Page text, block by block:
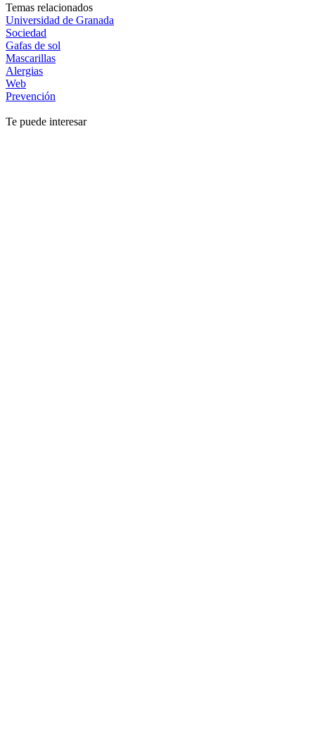
Temas relacionados
Universidad de Granada
Sociedad
Gafas de sol
Mascarillas
Alergias
Web
Prevención
Te puede interesar